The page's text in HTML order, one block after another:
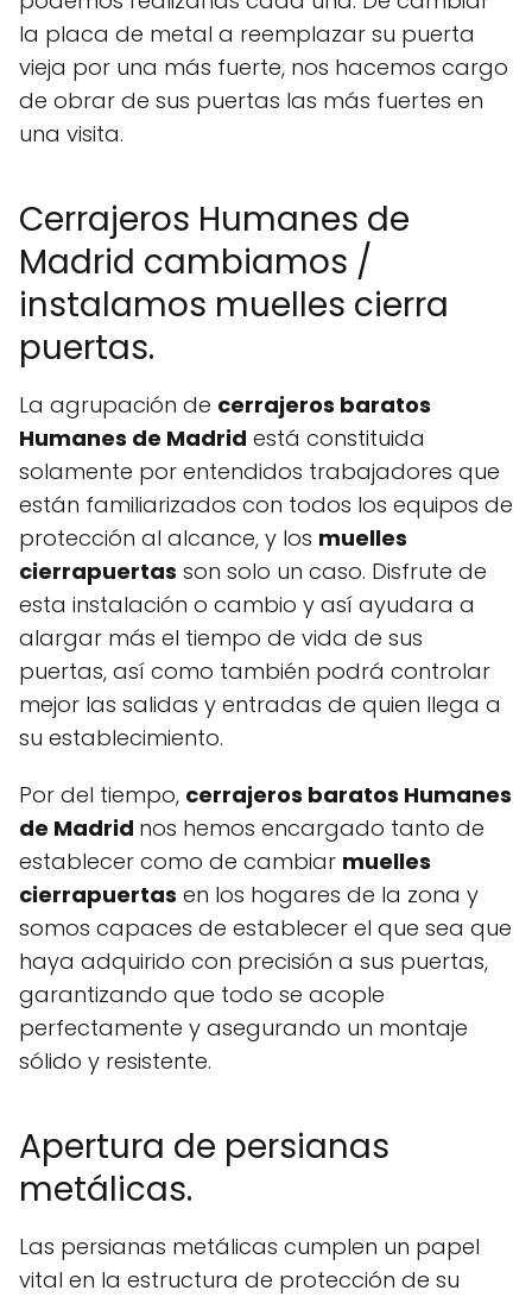
la placa de metal a reemplazar su puerta
vieja por una más fuerte, nos hacemos cargo
de obrar de sus puertas las más fuertes en
una visita.
Cerrajeros Humanes de
Madrid cambiamos /
instalamos muelles cierra
puertas.
La agrupación de cerrajeros baratos
Humanes de Madrid está constituida
solamente por entendidos trabajadores que
están familiarizados con todos los equipos de
protección al alcance, y los muelles
cierrapuertas son solo un caso. Disfrute de
esta instalación o cambio y así ayudara a
alargar más el tiempo de vida de sus
puertas, así como también podrá controlar
mejor las salidas y entradas de quien llega a
su establecimiento.
Por del tiempo, cerrajeros baratos Humanes
de Madrid nos hemos encargado tanto de
establecer como de cambiar muelles
cierrapuertas en los hogares de la zona y
somos capaces de establecer el que sea que
haya adquirido con precisión a sus puertas,
garantizando que todo se acople
perfectamente y asegurando un montaje
sólido y resistente.
Apertura de persianas
metálicas.
Las persianas metálicas cumplen un papel
vital en la estructura de protección de su